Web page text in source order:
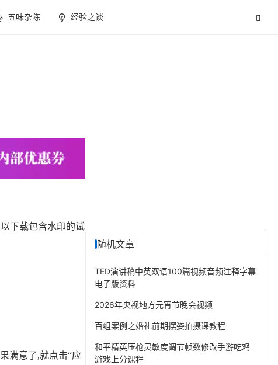
五味杂陈 经验之谈
下载包含水印的试
满意了,就点击“应
随机文章
TED演讲稿中英双语100篇视频音频注释字幕
电子版资料
2026年央视地方元宵节晚会视频
百组案例之婚礼前期摆姿拍摄课教程
和平精英压枪灵敏度调节帧数修改手游吃鸡
游戏上分课程